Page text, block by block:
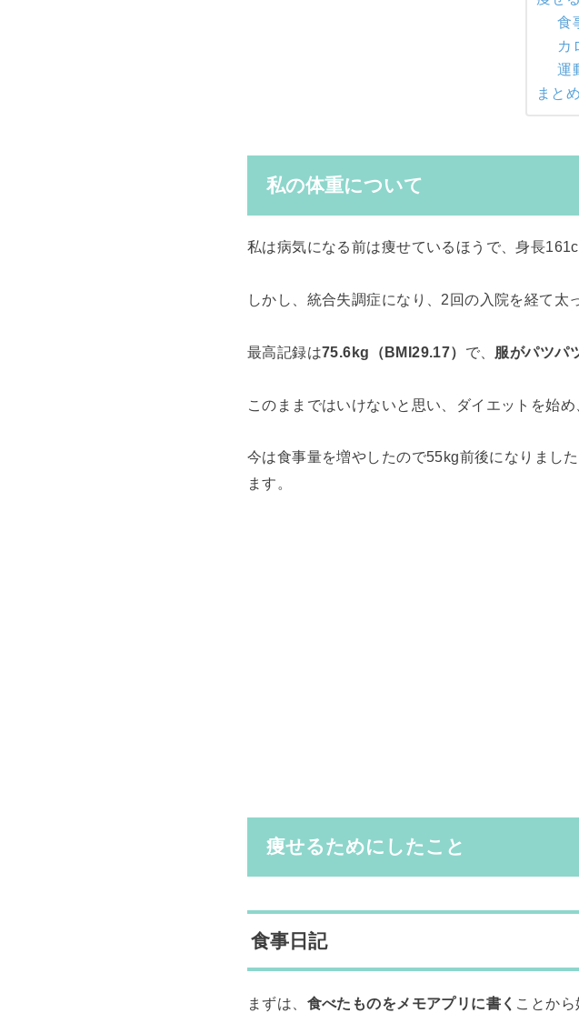
食
カ
運
まとめ
私の体重について
私は病気になる前は痩せているほうで、身長
しかし、統合失調症になり、2回の入院を経て太
最高記録は75.6kg（BMI29.17） で、 服がパツパ
このままではいけないと思い、ダイエットを始め
今は食事量を増やしたので55kg前後になりまし
ます。
痩せるためにしたこと
食事日記
まずは、 食べたものをメモアプリに書く ことから